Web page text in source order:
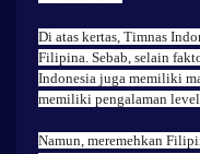
Di atas kertas, Timnas
Filipina. Sebab, selain
Indonesia juga memiliki
memiliki pengalaman
Namun, meremehkan